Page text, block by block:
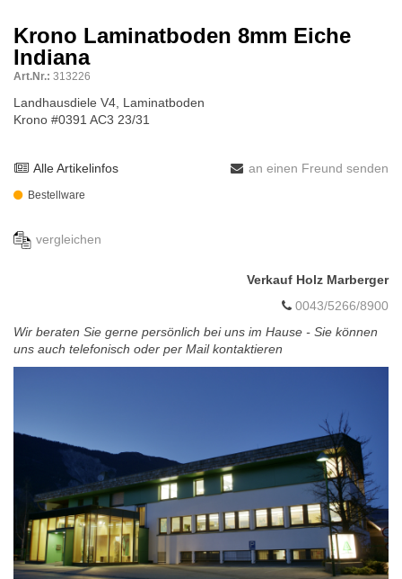
Krono Laminatboden 8mm Eiche
Indiana
Art.Nr.: 313226
Landhausdiele V4, Laminatboden
Krono #0391 AC3 23/31
Alle Artikelinfos an einen Freund senden
Bestellware
vergleichen
Verkauf Holz Marberger
0043/5266/8900
Wir beraten Sie gerne persönlich bei uns im Hause - Sie können
uns auch telefonisch oder per Mail kontaktieren